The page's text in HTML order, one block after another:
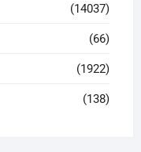
(14037)
(66)
(1922)
(138)